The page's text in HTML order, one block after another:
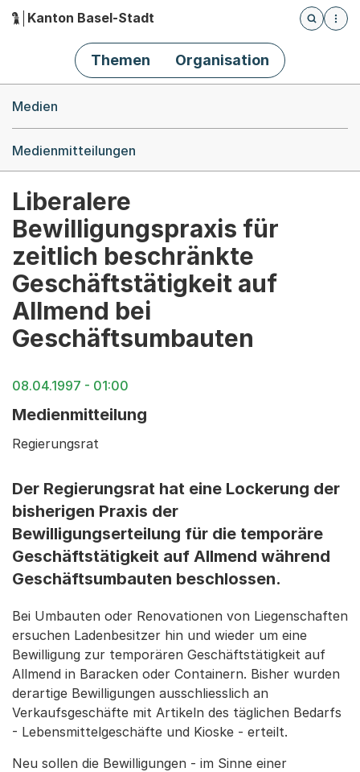
Hauptnavigation
Kanton Basel-Stadt
Öffnet
Themen Organisation
Medien
Medienmitteilungen
Liberalere
Bewilligungspraxis für
zeitlich beschränkte
Geschäftstätigkeit auf
Allmend bei
Geschäftsumbauten
08.04.1997 - 01:00
Medienmitteilung
Regierungsrat
Der Regierungsrat hat eine Lockerung der
bisherigen Praxis der
Bewilligungserteilung für die temporäre
Geschäftstätigkeit auf Allmend während
Geschäftsumbauten beschlossen.
Bei Umbauten oder Renovationen von Liegenschaften
ersuchen Ladenbesitzer hin und wieder um eine
Bewilligung zur temporären Geschäftstätigkeit auf
Allmend in Baracken oder Containern. Bisher wurden
derartige Bewilligungen ausschliesslich an
Verkaufsgeschäfte mit Artikeln des täglichen Bedarfs
- Lebensmittelgeschäfte und Kioske - erteilt.
Neu sollen die Bewilligungen - im Sinne einer